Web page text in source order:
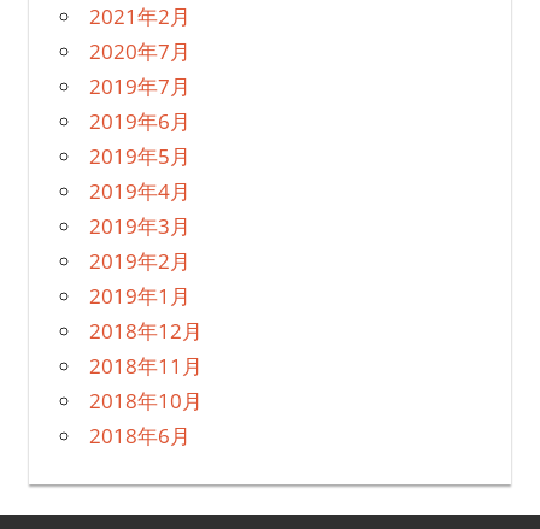
2021年2月
2020年7月
2019年7月
2019年6月
2019年5月
2019年4月
2019年3月
2019年2月
2019年1月
2018年12月
2018年11月
2018年10月
2018年6月